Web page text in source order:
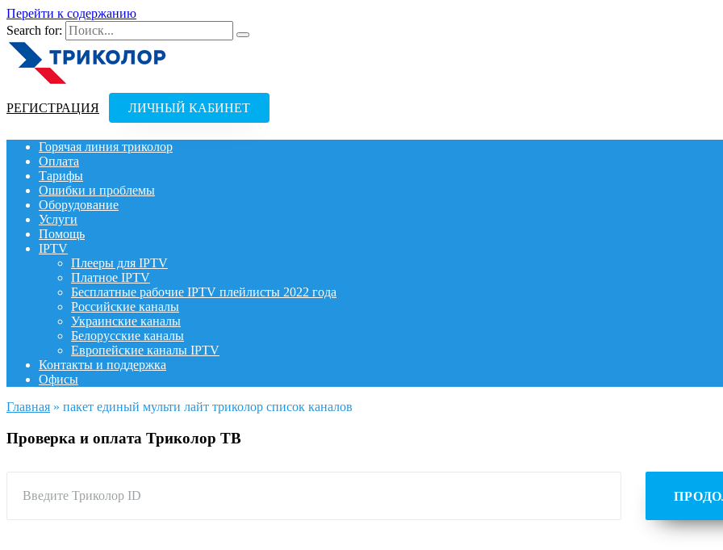
Перейти к содержанию
Search for:
РЕГИСТРАЦИЯ ЛИЧНЫЙ КАБИНЕТ
Горячая линия триколор
Оплата
Тарифы
Ошибки и проблемы
Оборудование
Услуги
Помощь
IPTV
Плееры для IPTV
Платное IPTV
Бесплатные рабочие IPTV плейлисты 2022 года
Российские каналы
Украинские каналы
Белорусские каналы
Европейские каналы IPTV
Контакты и поддержка
Офисы
Главная » пакет единый мульти лайт триколор список каналов
Проверка и оплата Триколор ТВ
Введите Триколор ID